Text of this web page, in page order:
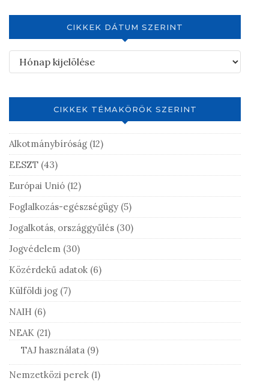
CIKKEK DÁTUM SZERINT
CIKKEK TÉMAKÖRÖK SZERINT
Alkotmánybíróság (12)
EESZT (43)
Európai Unió (12)
Foglalkozás-egészségügy (5)
Jogalkotás, országgyűlés (30)
Jogvédelem (30)
Közérdekű adatok (6)
Külföldi jog (7)
NAIH (6)
NEAK (21)
TAJ használata (9)
Nemzetközi perek (1)